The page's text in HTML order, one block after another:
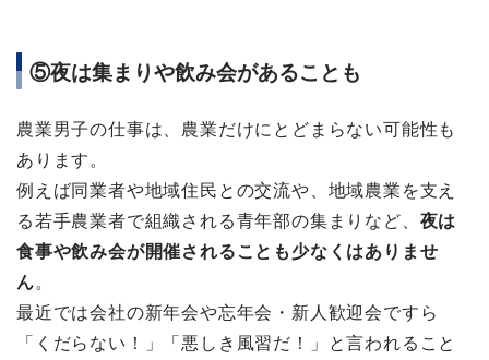
⑤夜は集まりや飲み会があることも
農業男子の仕事は、農業だけにとどまらない可能性も
あります。
例えば同業者や地域住民との交流や、地域農業を支え
る若手農業者で組織される青年部の集まりなど、 夜は
食事や飲み会が開催されることも少なくはありませ
ん。
最近では会社の新年会や忘年会・新人歓迎会ですら
「くだらない！」「悪しき風習だ！」と言われること